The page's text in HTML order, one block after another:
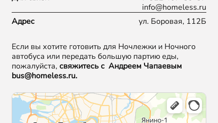
Если вы хотите готовить для Ночлежки и Ночного
автобуса или передать большую партию еды,
пожалуйста, свяжитесь с Андреем Чапаевым
bus@homeless.ru.
Адрес ул. Боровая, 112Б
info@homeless.ru